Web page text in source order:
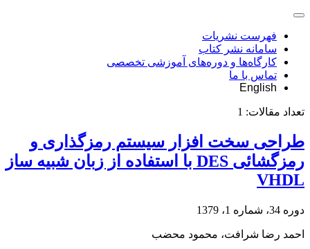
فهرست نشریات
سامانه نشر کتاب
کارگاه‌ها و دوره‌های آموزشی تخصصی
تماس با ما
English
تعداد مقالات: 1
طراحی سخت افزار سیستم رمزگذاری و
رمزگشائی DES با استفاده از زبان شبیه ساز
VHDL
دوره 34، شماره 1، 1379
احمد رضا شرافت، محمود محضب